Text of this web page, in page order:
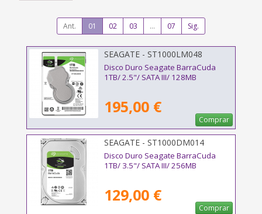
Ant. 01 02 03 ... 07 Sig.
SEAGATE - ST1000LM048
Disco Duro Seagate BarraCuda
1TB/ 2.5"/ SATA III/ 128MB
195,00 €
Comprar
SEAGATE - ST1000DM014
Disco Duro Seagate BarraCuda
1TB/ 3.5"/ SATA III/ 256MB
129,00 €
Comprar